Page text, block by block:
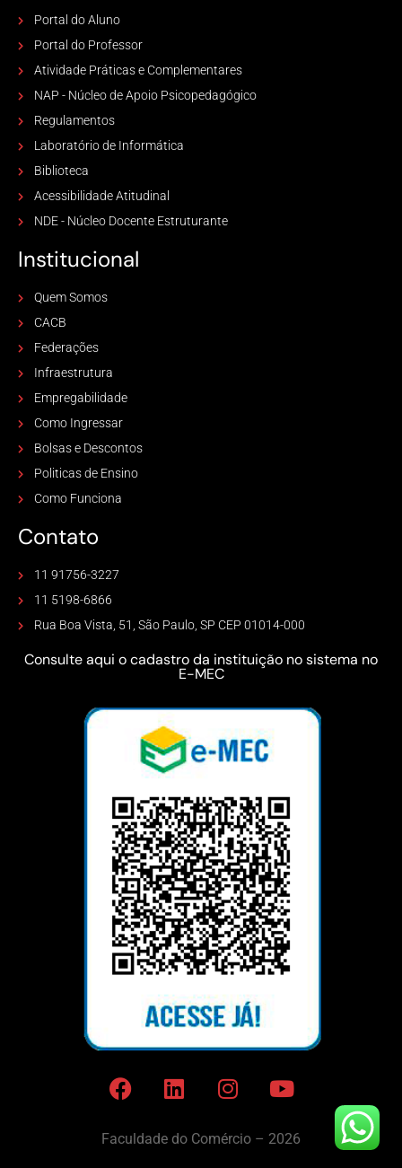
Portal do Aluno
Portal do Professor
Atividade Práticas e Complementares
NAP - Núcleo de Apoio Psicopedagógico
Regulamentos
Laboratório de Informática
Biblioteca
Acessibilidade Atitudinal
NDE - Núcleo Docente Estruturante
Institucional
Quem Somos
CACB
Federações
Infraestrutura
Empregabilidade
Como Ingressar
Bolsas e Descontos
Politicas de Ensino
Como Funciona
Contato
11 91756-3227
11 5198-6866
Rua Boa Vista, 51, São Paulo, SP CEP 01014-000
Consulte aqui o cadastro da instituição no sistema no
E-MEC
Faculdade do Comércio – 2026